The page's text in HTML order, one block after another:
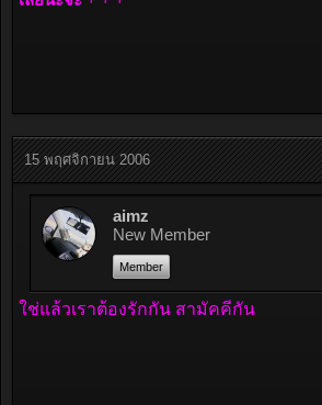
15 พฤศจิกายน 2006
aimz
New Member
Member
ใช่แล้วเราต้องรักกัน สามัคคีกัน